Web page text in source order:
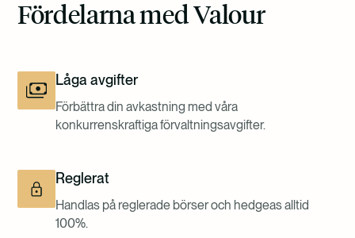
Fördelarna med Valour
Låga avgifter
Förbättra din avkastning med våra
konkurrenskraftiga förvaltningsavgifter.
Reglerat
Handlas på reglerade börser och hedgeas alltid
100%.